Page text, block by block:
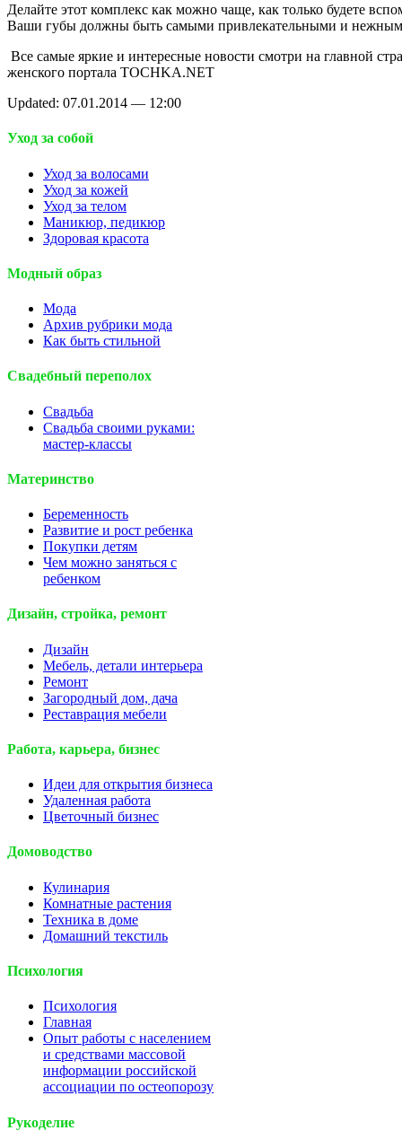
Делайте этот комплекс как можно чаще, как только будете
Ваши губы должны быть самыми привлекательными и
Все самые яркие и интересные новости смотри на главной
женского портала TOCHKA.NET
Updated: 07.01.2014 — 12:00
Уход за собой
Уход за волосами
Уход за кожей
Уход за телом
Маникюр, педикюр
Здоровая красота
Модный образ
Мода
Архив рубрики мода
Как быть стильной
Свадебный переполох
Свадьба
Свадьба своими руками:
мастер-классы
Материнство
Беременность
Развитие и рост ребенка
Покупки детям
Чем можно заняться с
ребенком
Дизайн, стройка, ремонт
Дизайн
Мебель, детали интерьера
Ремонт
Загородный дом, дача
Реставрация мебели
Работа, карьера, бизнес
Идеи для открытия бизнеса
Удаленная работа
Цветочный бизнес
Домоводство
Кулинария
Комнатные растения
Техника в доме
Домашний текстиль
Психология
Психология
Главная
Опыт работы с населением
и средствами массовой
информации российской
ассоциации по остеопорозу
Рукоделие